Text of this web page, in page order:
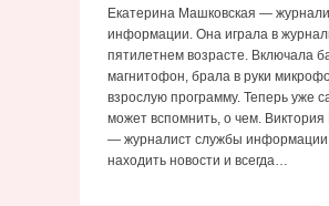
Екатерина Машковская —
информации. Она играла в
пятилетнем возрасте. Включала
магнитофон, брала в руки
взрослую программу. Теперь уже
может вспомнить, о чем.
— журналист службы
находить новости и всегда…